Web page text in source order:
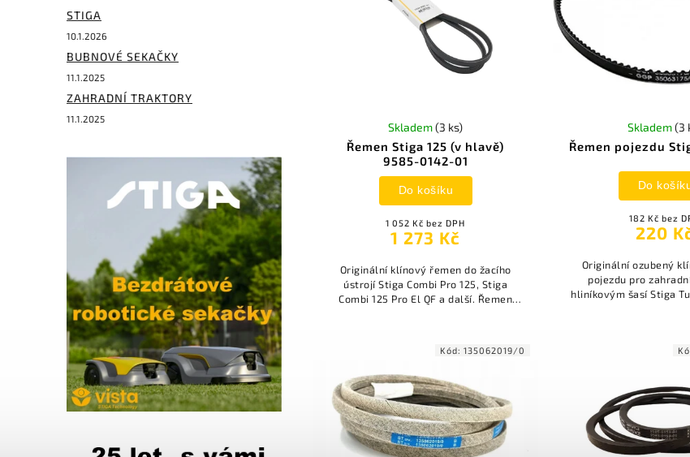
STIGA
10.1.2026
BUBNOVÉ SEKAČKY
11.1.2025
ZAHRADNÍ TRAKTORY
11.1.2025
Řemen Stiga 125 (v hlavě)
9585-0142-01
Skladem(3 ks)
1 052 Kč bez DPH
1 273 Kč
Do košíku
Originální klínový řemen do žacího
ústrojí Stiga Combi Pro 125, Stiga
Combi 125 Pro El QF a další. Řemen
Řemen pojezdu
Skladem(3
182 Kč bez
220
Do
Originální ozubený
pojezdu pro
hliníkovým šasí Stiga
Kód:135062019/0